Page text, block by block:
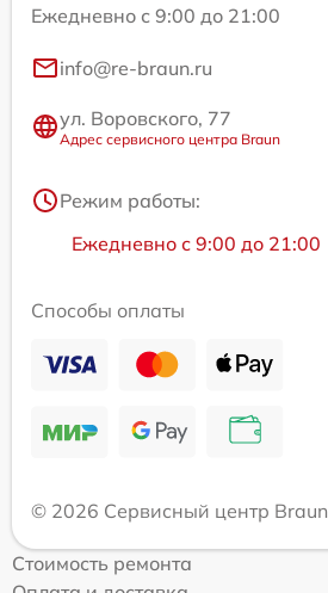
Ежедневно с 9:00 до 21:00
info@re-braun.ru
ул. Воровского, 77
Адрес сервисного центра Braun
Режим работы:
Ежедневно с 9:00 до 21:00
Способы оплаты
© 2026 Сервисный центр Braun
Стоимость ремонта